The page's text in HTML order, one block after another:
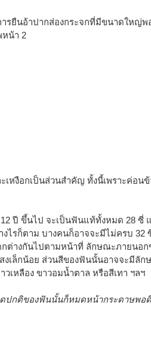
รยืนอ้าปากส่องกระจกที่มีขนาดใหญ่พ
หน้า 2
หงือกเป็นส่วนสำคัญ ทั้งนี้เพราะค่อนข้
ปี ขึ้นไป จะเป็นฟันแท้ทั้งหมด 28 ซี่
ไรก็ตาม บางคนก็อาจจะมีไม่ครบ 32
กต่างกันไปตามหน้าที่ ลักษณะภายนอ
เล็กน้อย ส่วนสีของฟันนั้นอาจจะมีลัก
เหลือง ขาวอมน้ำตาล หรือสีเทา ฯลฯ
ปกติของฟันนั้นก็หมดหน้ากระดาษพอดี